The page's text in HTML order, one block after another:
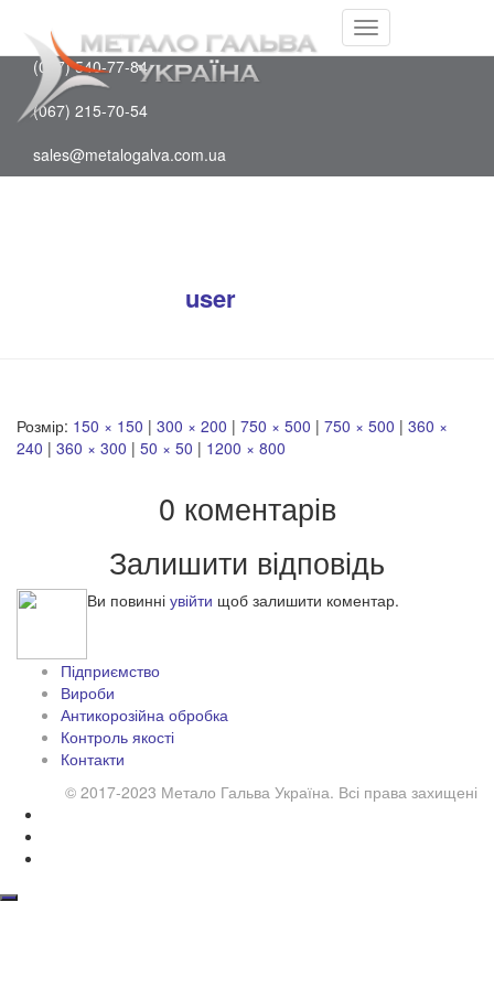
(067) 540-77-84
(067) 215-70-54
sales@metalogalva.com.ua
Перемкнути
user
Розмір: 150 × 150 | 300 × 200 | 750 × 500 | 750 × 500 | 360 ×
240 | 360 × 300 | 50 × 50 | 1200 × 800
0 коментарів
Залишити відповідь
Ви повинні увійти щоб залишити коментар.
Підприємство
Вироби
Антикорозійна обробка
Контроль якості
Контакти
© 2017-2023 Метало Гальва Україна. Всі права захищені